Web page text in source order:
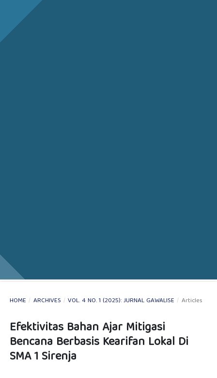
HOME / ARCHIVES / VOL. 4 NO. 1 (2025): JURNAL GAWALISE / Articles
Efektivitas Bahan Ajar Mitigasi
Bencana Berbasis Kearifan Lokal Di
SMA 1 Sirenja